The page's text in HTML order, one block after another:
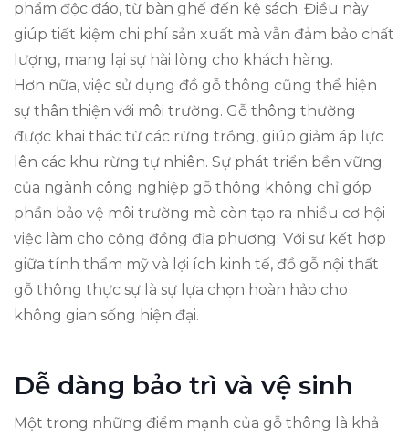
phẩm độc đáo, từ bàn ghế đến kệ sách. Điều này
giúp tiết kiệm chi phí sản xuất mà vẫn đảm bảo chất
lượng, mang lại sự hài lòng cho khách hàng.
Hơn nữa, việc sử dụng đồ gỗ thông cũng thể hiện
sự thân thiện với môi trường. Gỗ thông thường
được khai thác từ các rừng trồng, giúp giảm áp lực
lên các khu rừng tự nhiên. Sự phát triển bền vững
của ngành công nghiệp gỗ thông không chỉ góp
phần bảo vệ môi trường mà còn tạo ra nhiều cơ hội
việc làm cho cộng đồng địa phương. Với sự kết hợp
giữa tính thẩm mỹ và lợi ích kinh tế, đồ gỗ nội thất
gỗ thông thực sự là sự lựa chọn hoàn hảo cho
không gian sống hiện đại.
Dễ dàng bảo trì và vệ sinh
Một trong những điểm mạnh của gỗ thông là khả